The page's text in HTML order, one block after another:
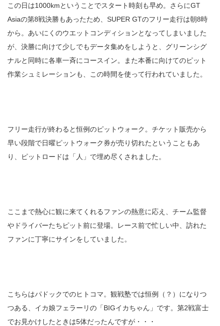
この日は1000kmということでスタート時刻も早め。さらにGT
Asiaの第8戦決勝もあったため、SUPER GTのフリー走行は朝8時
から。あいにくのウエットコンディションとなってしまいました
が、決勝に向けて少しでもデータ集めをしようと、グリーンシグ
ナルと同時に各車一斉にコースイン。また本番に向けてのピット
作業シュミレーションも、この時間を使って行われていました。
フリー走行が終わると恒例のピットウォーク。チケット販売から
早い段階で日曜ピットウォーク券が売り切れたということもあ
り、ピットロードは「人」で埋め尽くされました。
ここまで熱心に観に来てくれるファンの熱意に応え、チーム監督
やドライバーたちピット前に登場。レース前で忙しい中、訪れた
ファンに丁寧にサインをしていました。
こちらはパドックでのヒトコマ。観戦塾では恒例（？）になりつ
つある、イカ娘フェラーリの「BIGイカちゃん」です。第2戦富士
でお見かけしたときは5体だったんですが・・・